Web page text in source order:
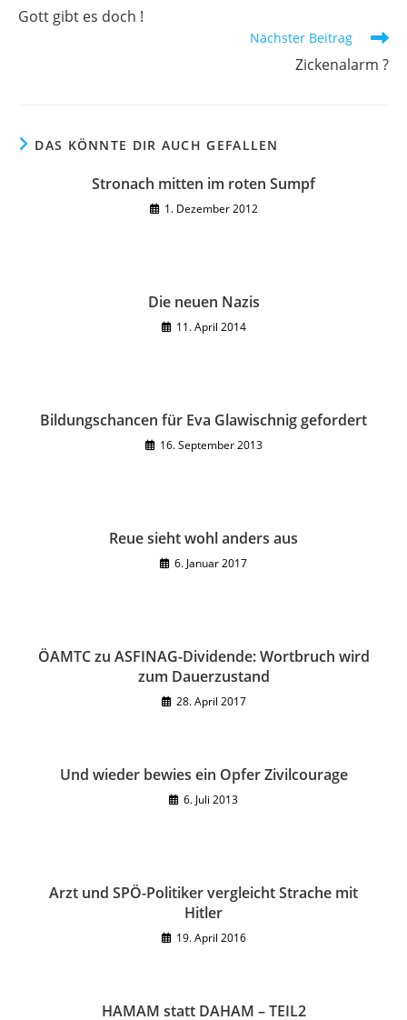
ansehen
Gott gibt es doch !
Nächster Beitrag
Zickenalarm ?
DAS KÖNNTE DIR AUCH GEFALLEN
Stronach mitten im roten Sumpf
1. Dezember 2012
Die neuen Nazis
11. April 2014
Bildungschancen für Eva Glawischnig gefordert
16. September 2013
Reue sieht wohl anders aus
6. Januar 2017
ÖAMTC zu ASFINAG-Dividende: Wortbruch wird
zum Dauerzustand
28. April 2017
Und wieder bewies ein Opfer Zivilcourage
6. Juli 2013
Arzt und SPÖ-Politiker vergleicht Strache mit
Hitler
19. April 2016
HAMAM statt DAHAM – TEIL2